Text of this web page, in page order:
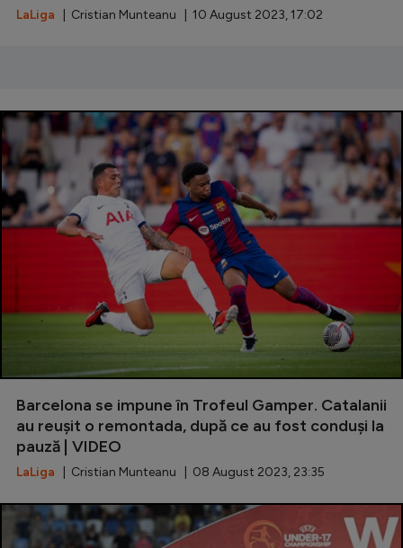
Creează cont
LaLiga | Cristian Munteanu | 10 August 2023, 17:02
Barcelona se impune în Trofeul Gamper. Catalanii
au reușit o remontada, după ce au fost conduși la
pauză | VIDEO
LaLiga | Cristian Munteanu | 08 August 2023, 23:35